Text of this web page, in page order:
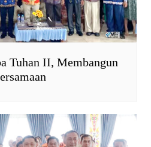
Tuhan II, Membangun